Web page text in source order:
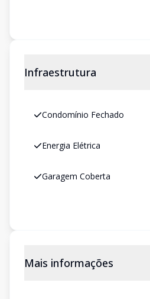
Infraestrutura
Condomínio Fechado
Energia Elétrica
Garagem Coberta
Mais informações